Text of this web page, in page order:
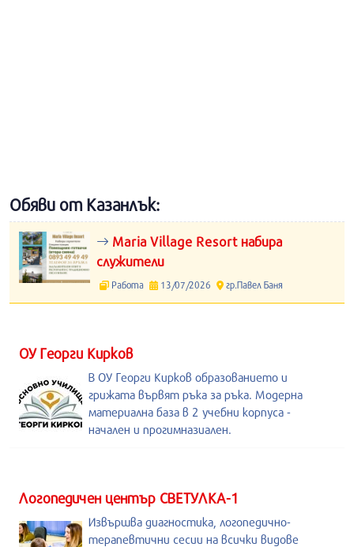
Обяви от Казанлък:
Maria Village Resort набира
служители
Работа 13/07/2026 гр.Павел Баня
ОУ Георги Кирков
В ОУ Георги Кирков образованието и
грижата вървят ръка за ръка. Модерна
материална база в 2 учебни корпуса -
начален и прогимназиален.
Логопедичен център СВЕТУЛКА-1
Извършва диагностика, логопедично-
терапевтични сесии на всички видове